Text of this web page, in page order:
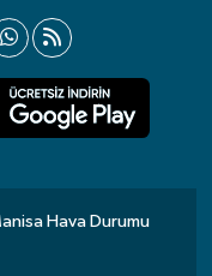
Hava Durumu